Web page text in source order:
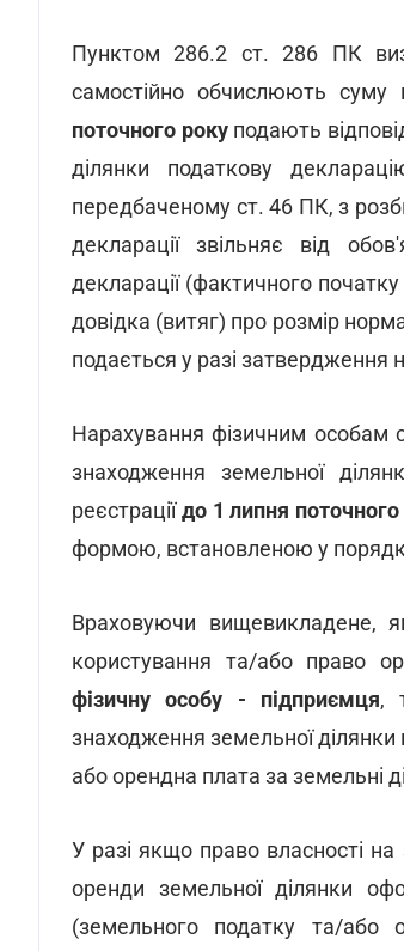
Пунктом 286.2 ст. 286 ПК
самостійно обчислюють суму
поточного рокуподають
ділянки податкову
передбаченому ст. 46 ПК, з
декларації звільняє від
декларації (фактичного
довідка (витяг) про розмір
подається у разі затвердження
Нарахування фізичним особам
знаходження земельної
реєстраціїдо 1 липня поточного
формою, встановленою у
Враховуючи вищевикладене,
користування та/або право
фізичну особу - підприємця,
знаходження земельної
або орендна плата за земельні
У разі якщо право власності
оренди земельної ділянки
(земельного податку та/або